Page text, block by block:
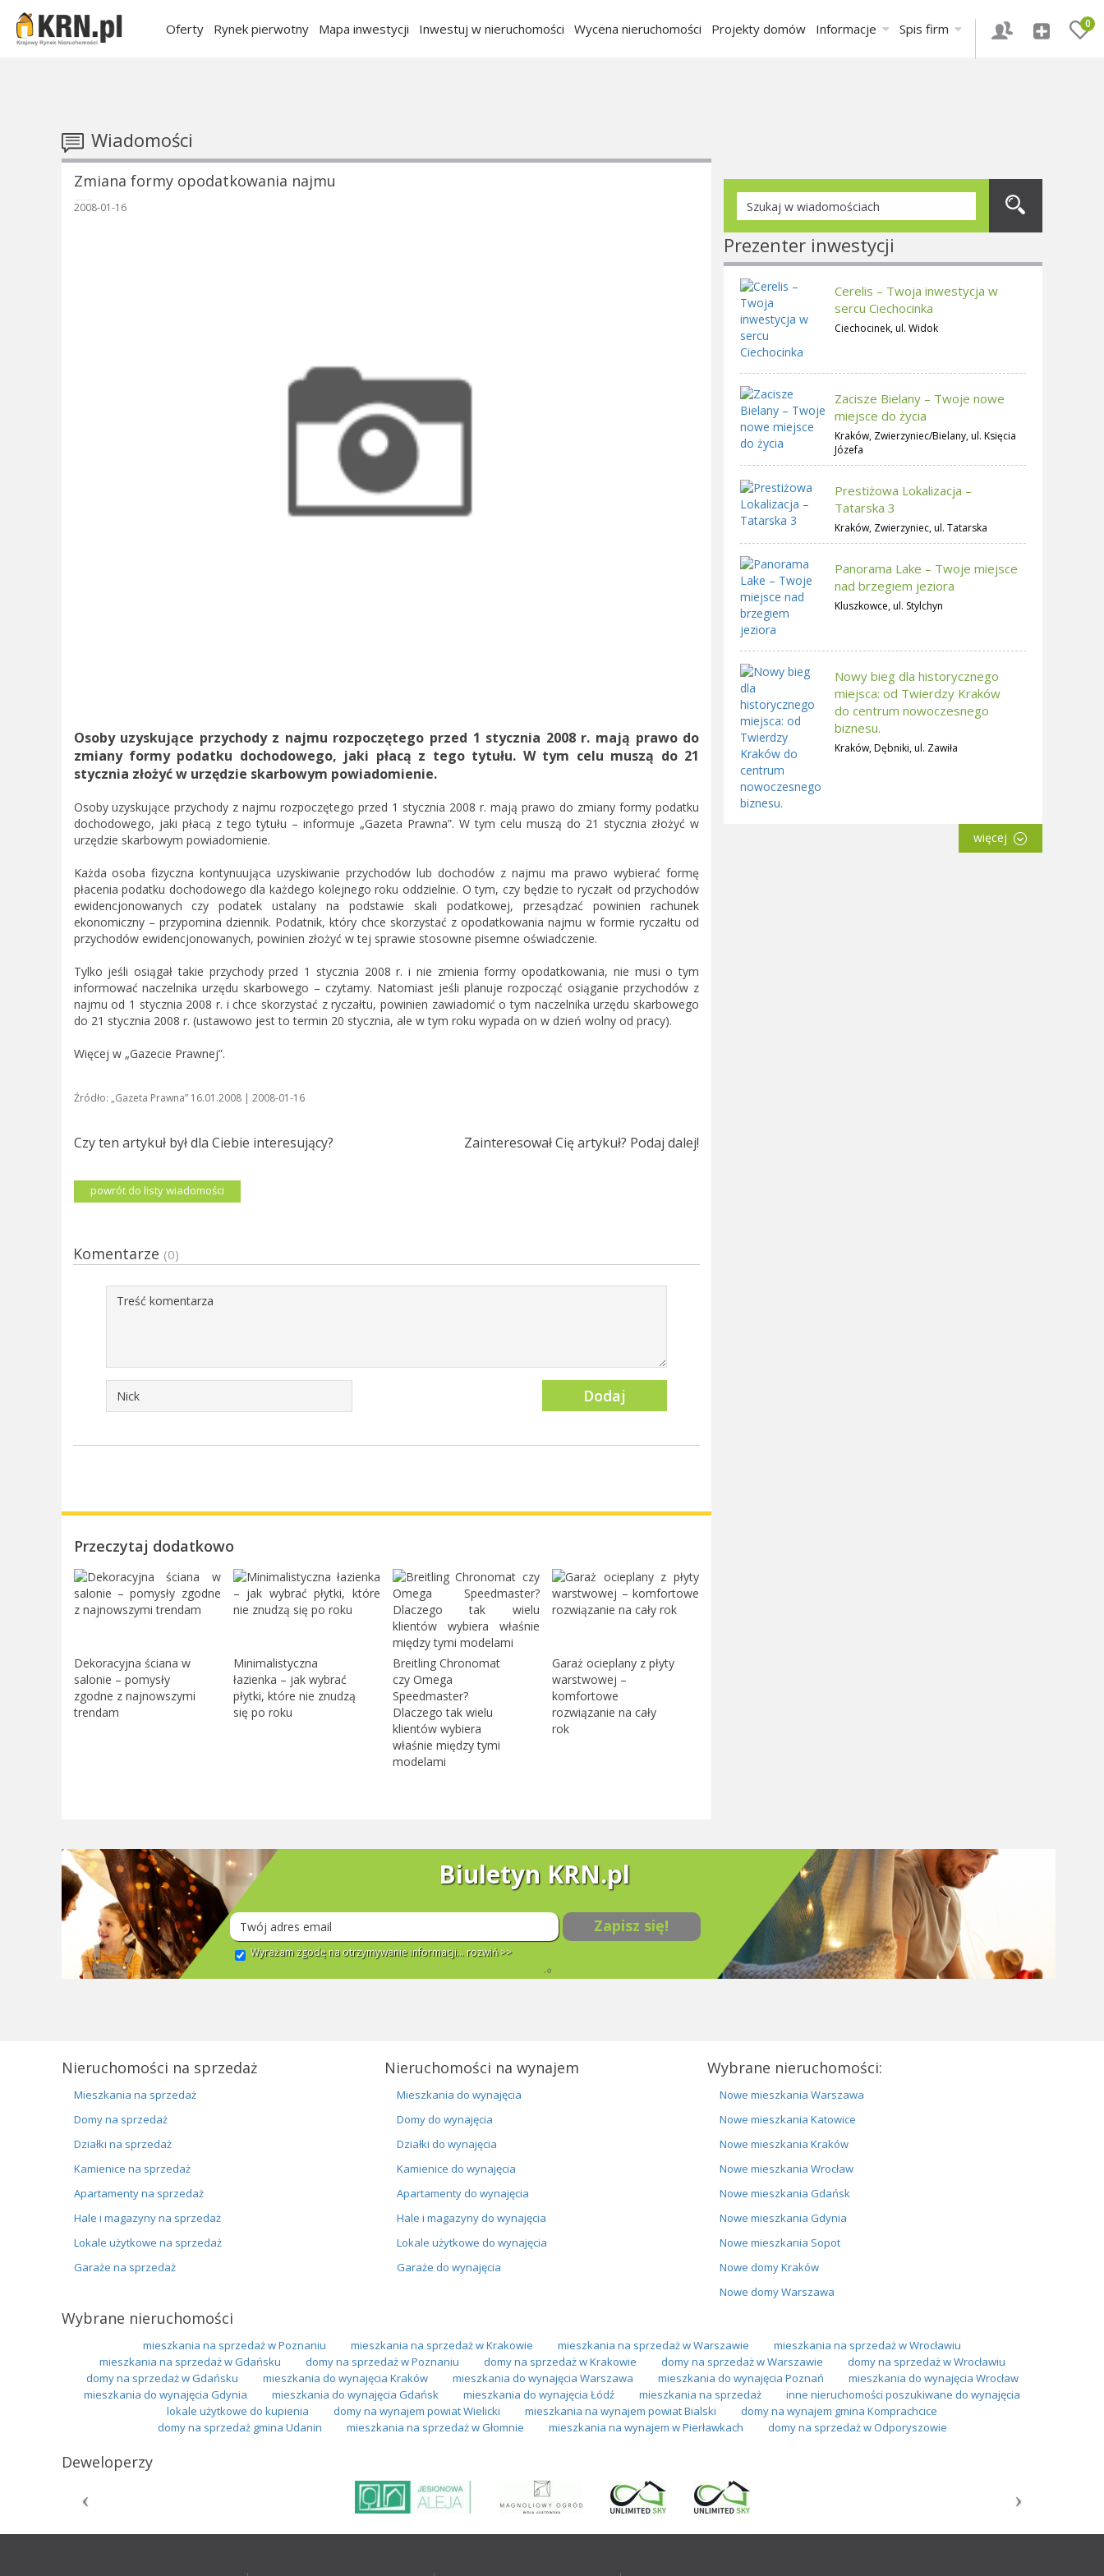
0
Oferty Rynek pierwotny Mapa inwestycji Inwestuj w nieruchomości Wycena nieruchomości Projekty domów Informacje Spis firm
Wiadomości
Zmiana formy opodatkowania najmu
2008-01-16
Osoby uzyskujące przychody z najmu rozpoczętego przed 1 stycznia 2008 r. mają prawo do
zmiany formy podatku dochodowego, jaki płacą z tego tytułu. W tym celu muszą do 21
stycznia złożyć w urzędzie skarbowym powiadomienie.
Osoby uzyskujące przychody z najmu rozpoczętego przed 1 stycznia 2008 r. mają prawo do zmiany formy podatku
dochodowego, jaki płacą z tego tytułu – informuje „Gazeta Prawna”. W tym celu muszą do 21 stycznia złożyć w
urzędzie skarbowym powiadomienie.
Każda osoba fizyczna kontynuująca uzyskiwanie przychodów lub dochodów z najmu ma prawo wybierać formę
płacenia podatku dochodowego dla każdego kolejnego roku oddzielnie. O tym, czy będzie to ryczałt od przychodów
ewidencjonowanych czy podatek ustalany na podstawie skali podatkowej, przesądzać powinien rachunek
ekonomiczny – przypomina dziennik. Podatnik, który chce skorzystać z opodatkowania najmu w formie ryczałtu od
przychodów ewidencjonowanych, powinien złożyć w tej sprawie stosowne pisemne oświadczenie.
Tylko jeśli osiągał takie przychody przed 1 stycznia 2008 r. i nie zmienia formy opodatkowania, nie musi o tym
informować naczelnika urzędu skarbowego – czytamy. Natomiast jeśli planuje rozpocząć osiąganie przychodów z
najmu od 1 stycznia 2008 r. i chce skorzystać z ryczałtu, powinien zawiadomić o tym naczelnika urzędu skarbowego
do 21 stycznia 2008 r. (ustawowo jest to termin 20 stycznia, ale w tym roku wypada on w dzień wolny od pracy).
Więcej w „Gazecie Prawnej”.
Źródło: „Gazeta Prawna” 16.01.2008 | 2008-01-16
Czy ten artykuł był dla Ciebie interesujący? Zainteresował Cię artykuł? Podaj dalej!
powrót do listy wiadomości
Komentarze (0)
Dodaj
Przeczytaj dodatkowo
Dekoracyjna ściana w
salonie – pomysły
zgodne z najnowszymi
trendam
Minimalistyczna
łazienka – jak wybrać
płytki, które nie znudzą
się po roku
Breitling Chronomat
czy Omega
Speedmaster?
Dlaczego tak wielu
klientów wybiera
właśnie między tymi
modelami
Garaż ocieplany z płyty
warstwowej –
komfortowe
rozwiązanie na cały
rok
Prezenter inwestycji
Cerelis – Twoja inwestycja w
sercu Ciechocinka
Ciechocinek, ul. Widok
Zacisze Bielany – Twoje nowe
miejsce do życia
Kraków, Zwierzyniec/Bielany, ul. Księcia
Józefa
Prestiżowa Lokalizacja –
Tatarska 3
Kraków, Zwierzyniec, ul. Tatarska
Panorama Lake – Twoje miejsce
nad brzegiem jeziora
Kluszkowce, ul. Stylchyn
Nowy bieg dla historycznego
miejsca: od Twierdzy Kraków
do centrum nowoczesnego
biznesu.
Kraków, Dębniki, ul. Zawiła
więcej
Biuletyn KRN.pl
Zapisz się!
Wyrażam zgodę na otrzymywanie informacji... rozwiń >>
Nieruchomości na sprzedaż
Mieszkania na sprzedaż
Domy na sprzedaż
Działki na sprzedaż
Kamienice na sprzedaż
Apartamenty na sprzedaż
Hale i magazyny na sprzedaż
Lokale użytkowe na sprzedaż
Garaże na sprzedaż
Nieruchomości na wynajem
Mieszkania do wynajęcia
Domy do wynajęcia
Działki do wynajęcia
Kamienice do wynajęcia
Apartamenty do wynajęcia
Hale i magazyny do wynajęcia
Lokale użytkowe do wynajęcia
Garaże do wynajęcia
Wybrane nieruchomości:
Nowe mieszkania Warszawa
Nowe mieszkania Katowice
Nowe mieszkania Kraków
Nowe mieszkania Wrocław
Nowe mieszkania Gdańsk
Nowe mieszkania Gdynia
Nowe mieszkania Sopot
Nowe domy Kraków
Nowe domy Warszawa
Wybrane nieruchomości
mieszkania na sprzedaż w Poznaniu mieszkania na sprzedaż w Krakowie mieszkania na sprzedaż w Warszawie
mieszkania na sprzedaż w Wrocławiu
mieszkania na sprzedaż w Gdańsku
domy na sprzedaż w Poznaniu domy na sprzedaż w Krakowie domy na sprzedaż w Warszawie
domy na sprzedaż w Wrocławiu
domy na sprzedaż w Gdańsku
mieszkania do wynajęcia Kraków mieszkania do wynajęcia Warszawa mieszkania do wynajęcia Poznań
mieszkania do wynajęcia Wrocław
mieszkania do wynajęcia Gdynia
mieszkania do wynajęcia Gdańsk mieszkania do wynajęcia Łódź mieszkania na sprzedaż
inne nieruchomości poszukiwane do wynajęcia
lokale użytkowe do kupienia
domy na wynajem powiat Wielicki mieszkania na wynajem powiat Bialski
domy na wynajem gmina Komprachcice
domy na sprzedaż gmina Udanin
mieszkania na sprzedaż w Głomnie mieszkania na wynajem w Pierławkach domy na sprzedaż w Odporyszowie
Deweloperzy